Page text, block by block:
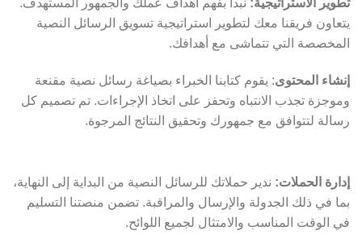
تطوير الاستراتيجية: نبدأ بفهم أهداف عملك والجمهور المستهدف.
يتعاون فريقنا معك لتطوير استراتيجية تسويق الرسائل النصية
المخصصة التي تتماشى مع أهدافك.
إنشاء المحتوى: يقوم كتابنا الخبراء بصياغة رسائل نصية مقنعة
وموجزة تجذب الانتباه وتحفز على اتخاذ الإجراءات. تم تصميم كل
رسالة لتتوافق مع جمهورك وتحقيق النتائج المرجوة.
إدارة الحملات: ندير حملاتك للرسائل النصية من البداية إلى النهاية،
بما في ذلك الجدولة والإرسال والمراقبة. تضمن منصتنا التسليم
في الوقت المناسب والامتثال لجميع اللوائح.